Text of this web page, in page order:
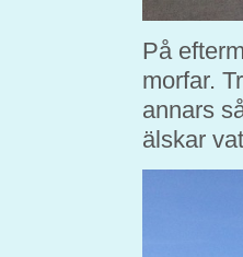
På
morfar.
annars
älskar